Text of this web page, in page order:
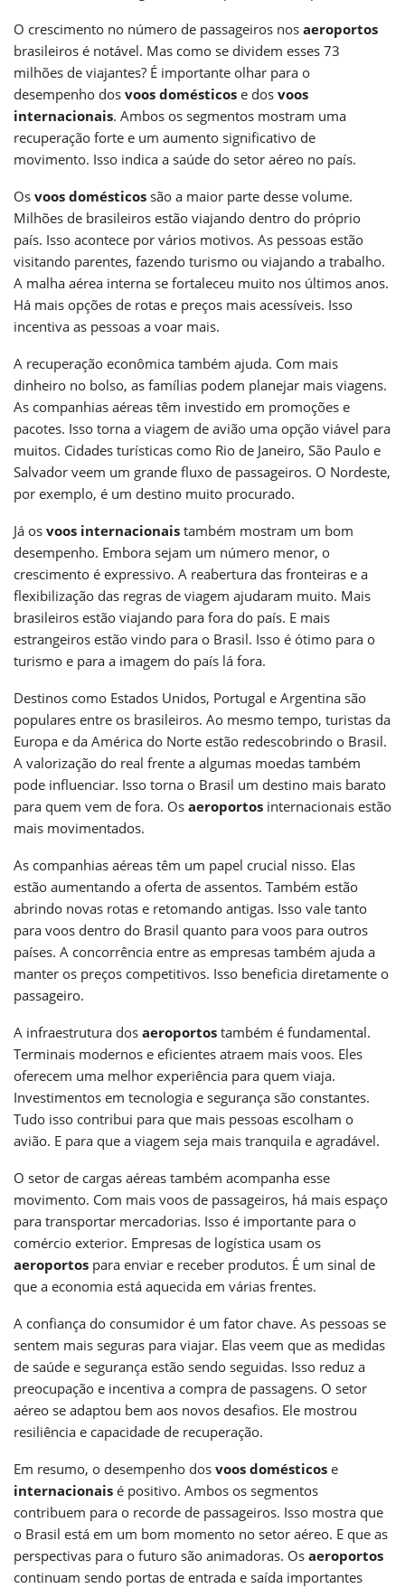
O crescimento no número de passageiros nos aeroportos
brasileiros é notável. Mas como se dividem esses 73
milhões de viajantes? É importante olhar para o
desempenho dos voos domésticos e dos voos
internacionais. Ambos os segmentos mostram uma
recuperação forte e um aumento significativo de
movimento. Isso indica a saúde do setor aéreo no país.
Os voos domésticos são a maior parte desse volume.
Milhões de brasileiros estão viajando dentro do próprio
país. Isso acontece por vários motivos. As pessoas estão
visitando parentes, fazendo turismo ou viajando a trabalho.
A malha aérea interna se fortaleceu muito nos últimos anos.
Há mais opções de rotas e preços mais acessíveis. Isso
incentiva as pessoas a voar mais.
A recuperação econômica também ajuda. Com mais
dinheiro no bolso, as famílias podem planejar mais viagens.
As companhias aéreas têm investido em promoções e
pacotes. Isso torna a viagem de avião uma opção viável para
muitos. Cidades turísticas como Rio de Janeiro, São Paulo e
Salvador veem um grande fluxo de passageiros. O Nordeste,
por exemplo, é um destino muito procurado.
Já os voos internacionais também mostram um bom
desempenho. Embora sejam um número menor, o
crescimento é expressivo. A reabertura das fronteiras e a
flexibilização das regras de viagem ajudaram muito. Mais
brasileiros estão viajando para fora do país. E mais
estrangeiros estão vindo para o Brasil. Isso é ótimo para o
turismo e para a imagem do país lá fora.
Destinos como Estados Unidos, Portugal e Argentina são
populares entre os brasileiros. Ao mesmo tempo, turistas da
Europa e da América do Norte estão redescobrindo o Brasil.
A valorização do real frente a algumas moedas também
pode influenciar. Isso torna o Brasil um destino mais barato
para quem vem de fora. Os aeroportos internacionais estão
mais movimentados.
As companhias aéreas têm um papel crucial nisso. Elas
estão aumentando a oferta de assentos. Também estão
abrindo novas rotas e retomando antigas. Isso vale tanto
para voos dentro do Brasil quanto para voos para outros
países. A concorrência entre as empresas também ajuda a
manter os preços competitivos. Isso beneficia diretamente o
passageiro.
A infraestrutura dos aeroportos também é fundamental.
Terminais modernos e eficientes atraem mais voos. Eles
oferecem uma melhor experiência para quem viaja.
Investimentos em tecnologia e segurança são constantes.
Tudo isso contribui para que mais pessoas escolham o
avião. E para que a viagem seja mais tranquila e agradável.
O setor de cargas aéreas também acompanha esse
movimento. Com mais voos de passageiros, há mais espaço
para transportar mercadorias. Isso é importante para o
comércio exterior. Empresas de logística usam os
aeroportos para enviar e receber produtos. É um sinal de
que a economia está aquecida em várias frentes.
A confiança do consumidor é um fator chave. As pessoas se
sentem mais seguras para viajar. Elas veem que as medidas
de saúde e segurança estão sendo seguidas. Isso reduz a
preocupação e incentiva a compra de passagens. O setor
aéreo se adaptou bem aos novos desafios. Ele mostrou
resiliência e capacidade de recuperação.
Em resumo, o desempenho dos voos domésticos e
internacionais é positivo. Ambos os segmentos
contribuem para o recorde de passageiros. Isso mostra que
o Brasil está em um bom momento no setor aéreo. E que as
perspectivas para o futuro são animadoras. Os aeroportos
continuam sendo portas de entrada e saída importantes